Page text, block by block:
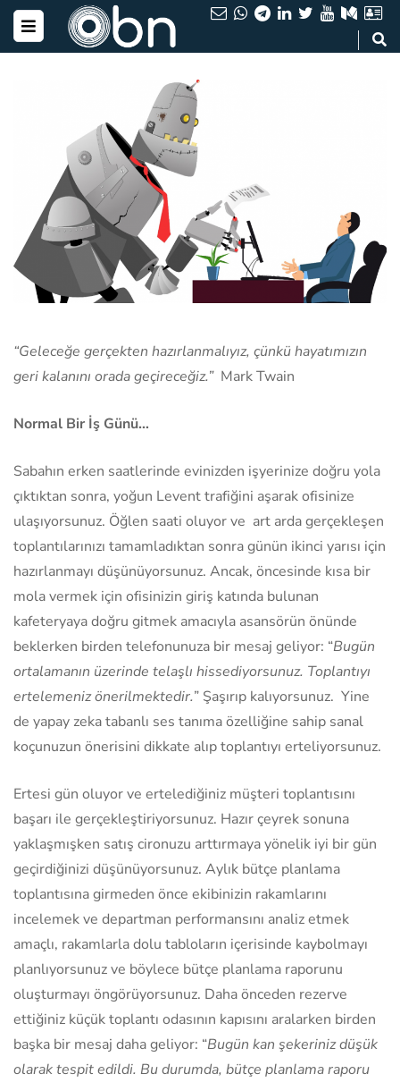
“Geleceğe gerçekten hazırlanmalıyız, çünkü hayatımızın
geri kalanını orada geçireceğiz.” Mark Twain
Normal Bir İş Günü…
Sabahın erken saatlerinde evinizden işyerinize doğru yola
çıktıktan sonra, yoğun Levent trafiğini aşarak ofisinize
ulaşıyorsunuz. Öğlen saati oluyor ve art arda gerçekleşen
toplantılarınızı tamamladıktan sonra günün ikinci yarısı için
hazırlanmayı düşünüyorsunuz. Ancak, öncesinde kısa bir
mola vermek için ofisinizin giriş katında bulunan
kafeteryaya doğru gitmek amacıyla asansörün önünde
beklerken birden telefonunuza bir mesaj geliyor: “Bugün
ortalamanın üzerinde telaşlı hissediyorsunuz. Toplantıyı
ertelemeniz önerilmektedir.” Şaşırıp kalıyorsunuz. Yine
de yapay zeka tabanlı ses tanıma özelliğine sahip sanal
koçunuzun önerisini dikkate alıp toplantıyı erteliyorsunuz.
Ertesi gün oluyor ve ertelediğiniz müşteri toplantısını
başarı ile gerçekleştiriyorsunuz. Hazır çeyrek sonuna
yaklaşmışken satış cironuzu arttırmaya yönelik iyi bir gün
geçirdiğinizi düşünüyorsunuz. Aylık bütçe planlama
toplantısına girmeden önce ekibinizin rakamlarını
incelemek ve departman performansını analiz etmek
amaçlı, rakamlarla dolu tabloların içerisinde kaybolmayı
planlıyorsunuz ve böylece bütçe planlama raporunu
oluşturmayı öngörüyorsunuz. Daha önceden rezerve
ettiğiniz küçük toplantı odasının kapısını aralarken birden
başka bir mesaj daha geliyor: “Bugün kan şekeriniz düşük
olarak tespit edildi. Bu durumda, bütçe planlama raporu